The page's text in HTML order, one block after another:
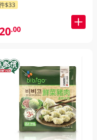
$33
.00